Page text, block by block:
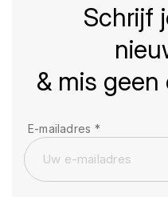
Schrijf
& mis geen
E-mailadres *